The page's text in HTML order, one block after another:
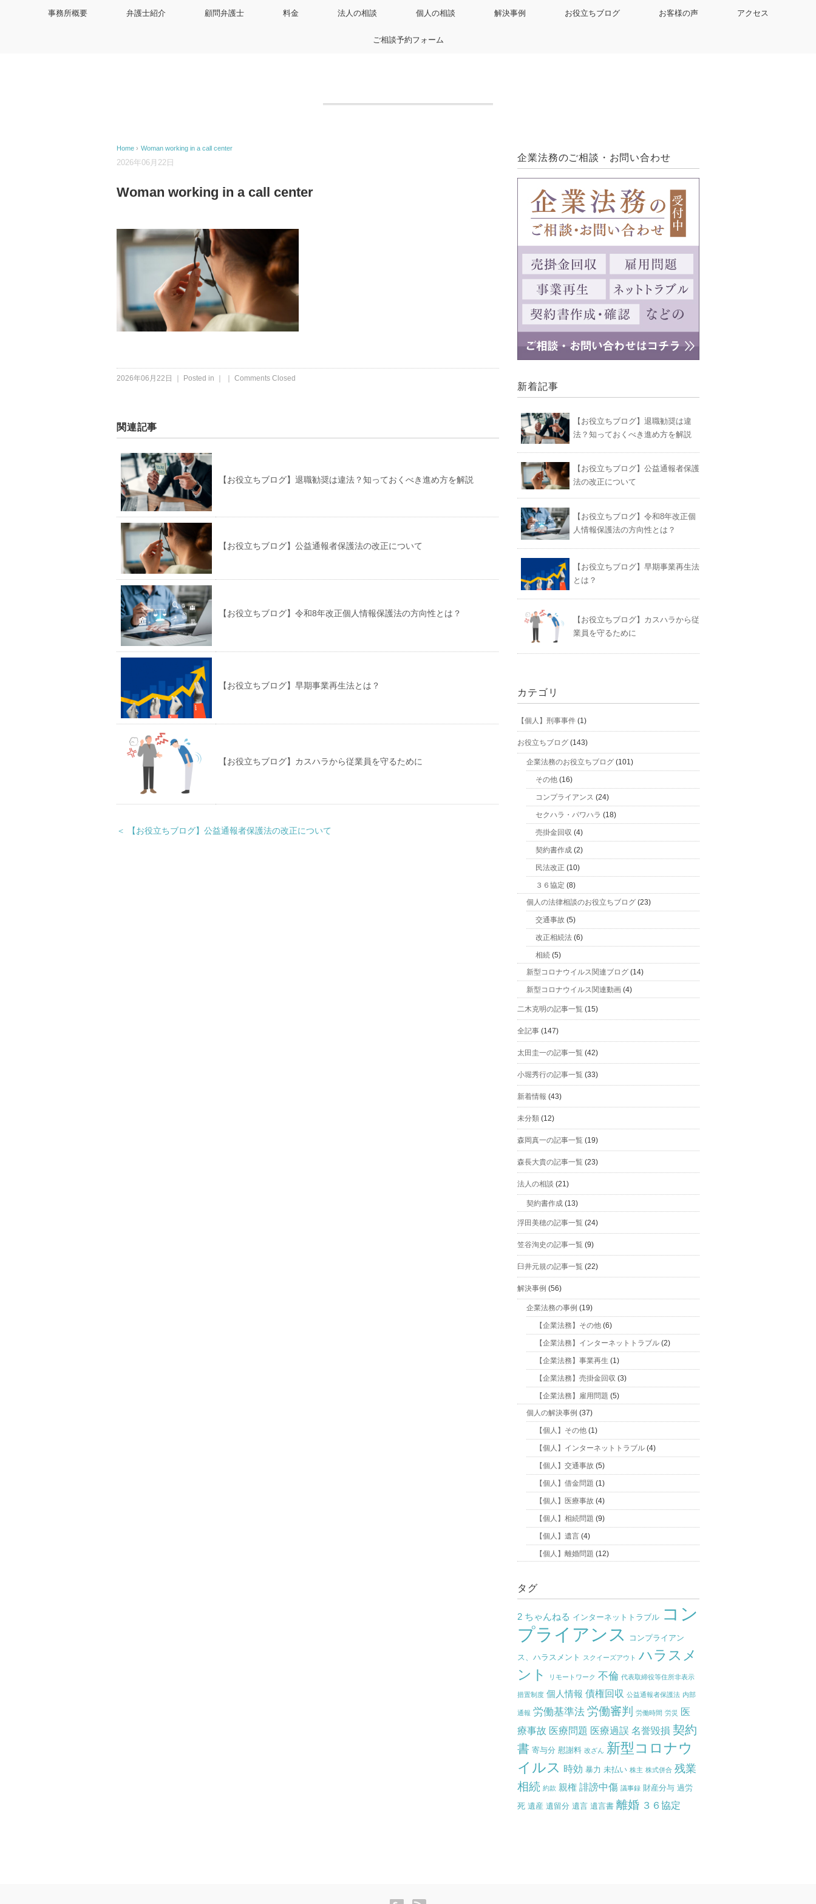
事務所概要 弁護士紹介 顧問弁護士 料金 法人の相談 個人の相談 解決事例 お役立ちブログ お客様の声 アクセス
ご相談予約フォーム
Home › Woman working in a call center
2026年06月22日
Woman working in a call center
2026年06月22日 ｜ Posted in ｜ ｜ Comments Closed
関連記事
【お役立ちブログ】退職勧奨は違法？知っておくべき進め方を解説
【お役立ちブログ】公益通報者保護法の改正について
【お役立ちブログ】令和8年改正個人情報保護法の方向性とは？
【お役立ちブログ】早期事業再生法とは？
【お役立ちブログ】カスハラから従業員を守るために
＜ 【お役立ちブログ】公益通報者保護法の改正について
企業法務のご相談・お問い合わせ
新着記事
【お役立ちブログ】退職勧奨は違
法？知っておくべき進め方を解説
【お役立ちブログ】公益通報者保護
法の改正について
【お役立ちブログ】令和8年改正個
人情報保護法の方向性とは？
【お役立ちブログ】早期事業再生法
とは？
【お役立ちブログ】カスハラから従
業員を守るために
カテゴリ
【個人】刑事事件 (1)
お役立ちブログ (143)
企業法務のお役立ちブログ (101)
その他 (16)
コンプライアンス (24)
セクハラ・パワハラ (18)
売掛金回収 (4)
契約書作成 (2)
民法改正 (10)
３６協定 (8)
個人の法律相談のお役立ちブログ (23)
交通事故 (5)
改正相続法 (6)
相続 (5)
新型コロナウイルス関連ブログ (14)
新型コロナウイルス関連動画 (4)
二木克明の記事一覧 (15)
全記事 (147)
太田圭一の記事一覧 (42)
小堀秀行の記事一覧 (33)
新着情報 (43)
未分類 (12)
森岡真一の記事一覧 (19)
森長大貴の記事一覧 (23)
法人の相談 (21)
契約書作成 (13)
浮田美穂の記事一覧 (24)
笠谷洵史の記事一覧 (9)
臼井元規の記事一覧 (22)
解決事例 (56)
企業法務の事例 (19)
【企業法務】その他 (6)
【企業法務】インターネットトラブル (2)
【企業法務】事業再生 (1)
【企業法務】売掛金回収 (3)
【企業法務】雇用問題 (5)
個人の解決事例 (37)
【個人】その他 (1)
【個人】インターネットトラブル (4)
【個人】交通事故 (5)
【個人】借金問題 (1)
【個人】医療事故 (4)
【個人】相続問題 (9)
【個人】遺言 (4)
【個人】離婚問題 (12)
タグ
2 ちゃんねる インターネットトラブル コン
プライアンス
コンプライアン
ス、ハラスメント スクイーズアウト ハラスメ
ント
リモートワーク 不倫 代表取締役等住所非表示
措置制度 個人情報 債権回収 公益通報者保護法 内部
通報 労働基準法 労働審判 労働時間 労災
医
療事故 医療問題 医療過誤 名誉毀損 契約
書 寄与分 慰謝料 改ざん 新型コロナウ
イルス 時効 暴力 未払い 株主 株式併合 残業
相続 約款 親権 誹謗中傷 議事録 財産分与 過労
死 遺産 遺留分 遺言 遺言書 離婚 ３６協定